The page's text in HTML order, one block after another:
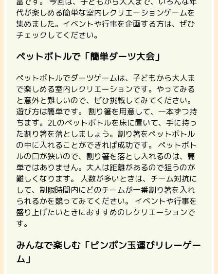
代が楽しめる簡単な室内レクリエーションゲームを
集めました。イベントや行事を企画する方は、ぜひ
チェックしてください。
ペットボトルで「簡単ダーツ大会」
ペットボトルでダーツゲームは、 子どもから大人ま
で楽しめる室内レクリエーションです。 やってみる
と意外と難しいので、ぜひ挑戦してみてください。
遊び方は簡単です。 割り箸を用意して、一本ずつ持
ちます。2Lのペットボトルを床に置いて、手に持っ
た割り箸を落としましょう。割り箸をペットボトル
の中に入れることができれば成功です。 ペットボト
ルの口が狭いので、割り箸を落とし入れるのは、簡
単ではありません。大人は距離があるので狙うのが
難しくなります。 人数が多いときは、チーム対抗に
して、制限時間内にどのチームが一番割り箸を入れ
られるかを競ってみてください。 イベントや行事を
盛り上げたいときにおすすめのレクリエーションで
す。
みんなで楽しむ「ピンポン玉運びリレーゲー
ム」